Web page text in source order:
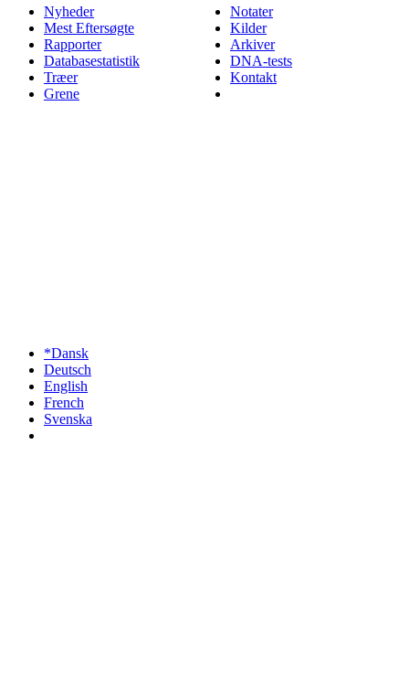
Nyheder
Mest Eftersøgte
Rapporter
Databasestatistik
Træer
Grene
Notater
Kilder
Arkiver
DNA-tests
Kontakt
*Dansk
Deutsch
English
French
Svenska